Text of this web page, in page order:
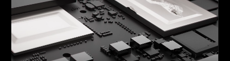
ปรับแต่งเสียงลำโพงคู่ด้วย HyperX พร้อมรองรับ DTSX®
Ultra และ HP Audio Boost 1.0